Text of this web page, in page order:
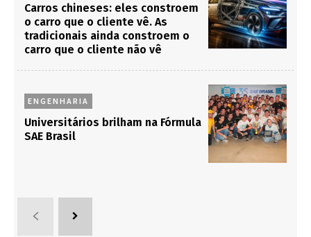
Carros chineses: eles constroem
o carro que o cliente vê. As
tradicionais ainda constroem o
carro que o cliente não vê
ENGENHARIA
Universitários brilham na Fórmula
SAE Brasil